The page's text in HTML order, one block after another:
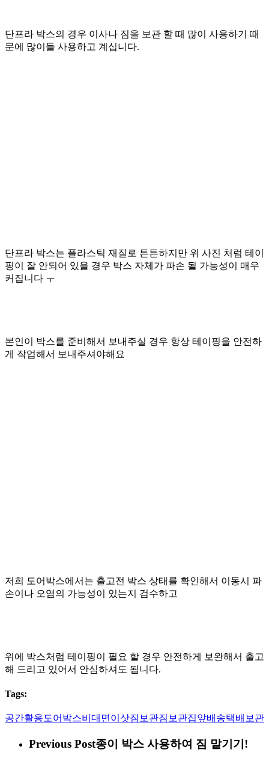
단프라 박스의 경우 이사나 짐을 보관 할 때 많이 사용하기 때
문에 많이들 사용하고 계십니다.
단프라 박스는 플라스틱 재질로 튼튼하지만 위 사진 처럼 테이
핑이 잘 안되어 있을 경우 박스 자체가 파손 될 가능성이 매우
커집니다 ㅜ
본인이 박스를 준비해서 보내주실 경우 항상 테이핑을 안전하
게 작업해서 보내주셔야해요
저희 도어박스에서는 출고전 박스 상태를 확인해서 이동시 파
손이나 오염의 가능성이 있는지 검수하고
위에 박스처럼 테이핑이 필요 할 경우 안전하게 보완해서 출고
해 드리고 있어서 안심하셔도 됩니다.
Tags:
공간활용도어박스비대면 이삿짐보관짐보관집앞배송택배보관
Previous Post종이 박스 사용하여 짐 맡기기!